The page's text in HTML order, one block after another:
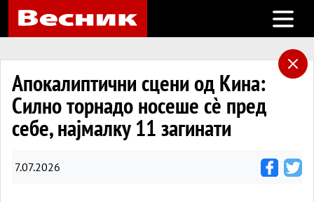
Open
Апокалиптични сцени од Кина:
Силно торнадо носеше сè пред
себе, најмалку 11 загинати
7.07.2026